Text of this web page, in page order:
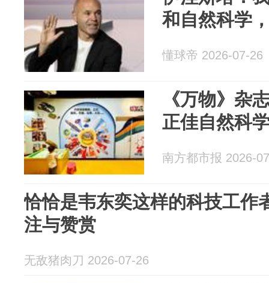
和自然科学
懂球帝 2026-07-26
《万物》杂
正佳自然科
南方都市报 2026-
恰恰是韦东奕这样的科技工作
注与赞赏
无敌猪肉刀 2026-07-26